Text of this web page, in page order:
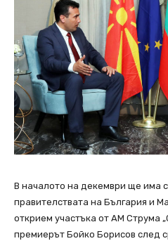
В началото на декември ще има
правителствата на България и
открием участъка от АМ Струма
премиерът Бойко Борисов след